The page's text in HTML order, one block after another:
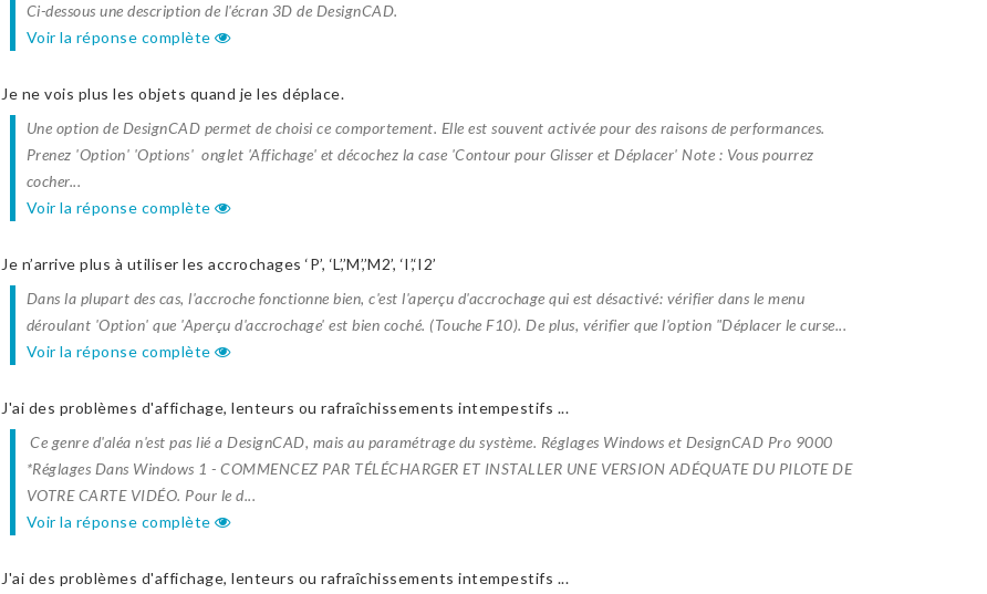
Ci-dessous une description de l'écran 3D de DesignCAD.
Voir la réponse complète
Je ne vois plus les objets quand je les déplace.
Une option de DesignCAD permet de choisi ce comportement. Elle est souvent activée pour des raisons de performances.
Prenez 'Option' 'Options' onglet 'Affichage' et décochez la case 'Contour pour Glisser et Déplacer' Note : Vous pourrez
cocher...
Voir la réponse complète
Je n’arrive plus à utiliser les accrochages ‘P’, ‘L’,’M’,’M2’, ‘I’,‘I2’
Dans la plupart des cas, l'accroche fonctionne bien, c'est l'aperçu d'accrochage qui est désactivé: vérifier dans le menu
déroulant 'Option' que 'Aperçu d'accrochage' est bien coché. (Touche F10). De plus, vérifier que l'option "Déplacer le curse...
Voir la réponse complète
J'ai des problèmes d'affichage, lenteurs ou rafraîchissements intempestifs ...
Ce genre d'aléa n'est pas lié a DesignCAD, mais au paramétrage du système. Réglages Windows et DesignCAD Pro 9000
*Réglages Dans Windows 1 - COMMENCEZ PAR TÉLÉCHARGER ET INSTALLER UNE VERSION ADÉQUATE DU PILOTE DE
VOTRE CARTE VIDÉO. Pour le d...
Voir la réponse complète
J'ai des problèmes d'affichage, lenteurs ou rafraîchissements intempestifs ...